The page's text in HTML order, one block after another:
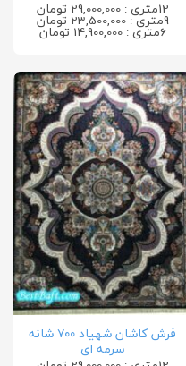
12متری : 29,000,000 تومان
9متری : 23,500,000 تومان
6متری : 14,900,000 تومان
فرش کاشان شهیاد ۷۰۰ شانه
سرمه ای